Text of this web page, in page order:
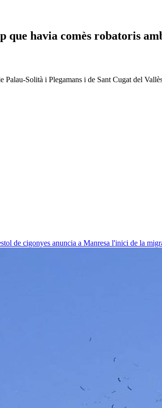
que havia comès robatoris
Palau-Solità i Plegamans i de Sant Cugat del
de cigonyes anuncia a Manresa l'inici de la